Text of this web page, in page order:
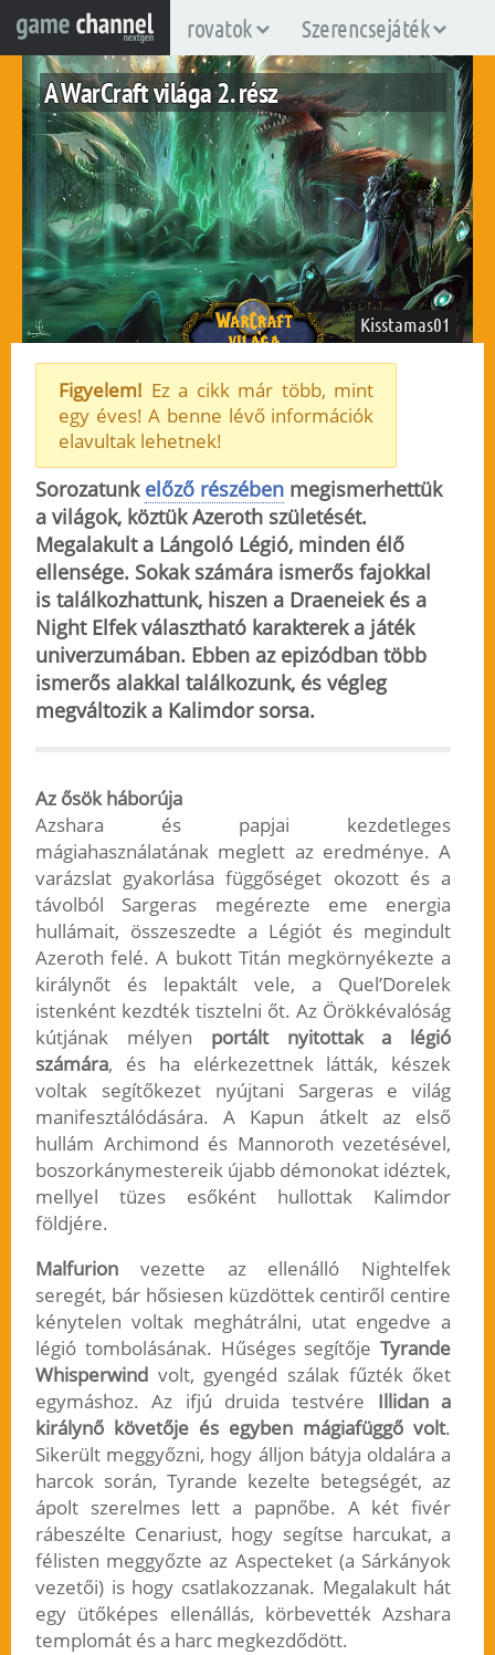
rovatok Szerencsejáték
A WarCraft világa 2. rész
pc
Kisstamas01
Figyelem! Ez a cikk már több, mint
egy éves! A benne lévő információk
elavultak lehetnek!
Sorozatunk előző részébenmegismerhettük
a világok, köztük Azeroth születését.
Megalakult a Lángoló Légió, minden élő
ellensége. Sokak számára ismerős fajokkal
is találkozhattunk, hiszen a Draeneiek és a
Night Elfek választható karakterek a játék
univerzumában. Ebben az epizódban több
ismerős alakkal találkozunk, és végleg
megváltozik a Kalimdor sorsa.
Az ősök háborúja
Azshara és papjai kezdetleges
mágiahasználatának meglett az eredménye. A
varázslat gyakorlása függőséget okozott és a
távolból Sargeras megérezte eme energia
hullámait, összeszedte a Légiót és megindult
Azeroth felé. A bukott Titán megkörnyékezte a
királynőt és lepaktált vele, a Quel’Dorelek
istenként kezdték tisztelni őt. Az Örökkévalóság
kútjának mélyen portált nyitottak a légió
számára, és ha elérkezettnek látták, készek
voltak segítőkezet nyújtani Sargeras e világ
manifesztálódására. A Kapun átkelt az első
hullám Archimond és Mannoroth vezetésével,
boszorkánymestereik újabb démonokat idéztek,
mellyel tüzes esőként hullottak Kalimdor
földjére.
Malfurionvezette az ellenálló Nightelfek
seregét, bár hősiesen küzdöttek centiről centire
kénytelen voltak meghátrálni, utat engedve a
légió tombolásának. Hűséges segítőjeTyrande
Whisperwindvolt, gyengéd szálak fűzték őket
egymáshoz. Az ifjú druida testvére Illidan a
királynő követője és egyben mágiafüggő volt.
Sikerült meggyőzni, hogy álljon bátyja oldalára a
harcok során, Tyrande kezelte betegségét, az
ápolt szerelmes lett a papnőbe. A két fivér
rábeszélte Cenariust, hogy segítse harcukat, a
félisten meggyőzte az Aspecteket (a Sárkányok
vezetői) is hogy csatlakozzanak. Megalakult hát
egy ütőképes ellenállás, körbevették Azshara
templomát és a harc megkezdődött.